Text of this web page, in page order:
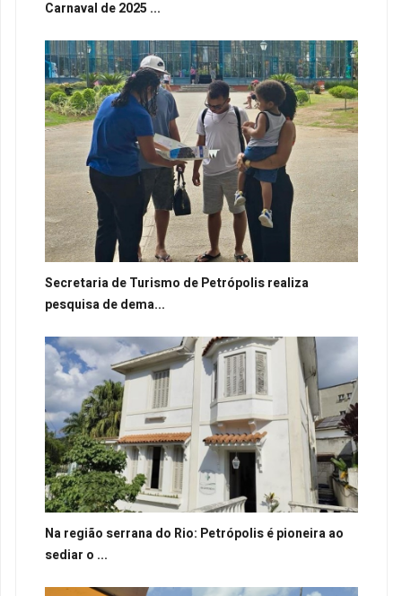
Carnaval de 2025 ...
Secretaria de Turismo de Petrópolis realiza
pesquisa de dema...
Na região serrana do Rio: Petrópolis é pioneira ao
sediar o ...